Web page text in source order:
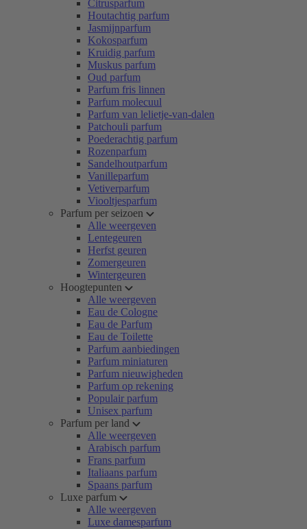
Citrusparfum
Houtachtig parfum
Jasmijnparfum
Kokosparfum
Kruidig parfum
Muskus parfum
Oud parfum
Parfum fris linnen
Parfum molecuul
Parfum van lelietje-van-dalen
Patchouli parfum
Poederachtig parfum
Rozenparfum
Sandelhoutparfum
Vanilleparfum
Vetiverparfum
Viooltjesparfum
Parfum per seizoen
Alle weergeven
Lentegeuren
Herfst geuren
Zomergeuren
Wintergeuren
Hoogtepunten
Alle weergeven
Eau de Cologne
Eau de Parfum
Eau de Toilette
Parfum aanbiedingen
Parfum miniaturen
Parfum nieuwigheden
Parfum op rekening
Populair parfum
Unisex parfum
Parfum per land
Alle weergeven
Arabisch parfum
Frans parfum
Italiaans parfum
Spaans parfum
Luxe parfum
Alle weergeven
Luxe damesparfum